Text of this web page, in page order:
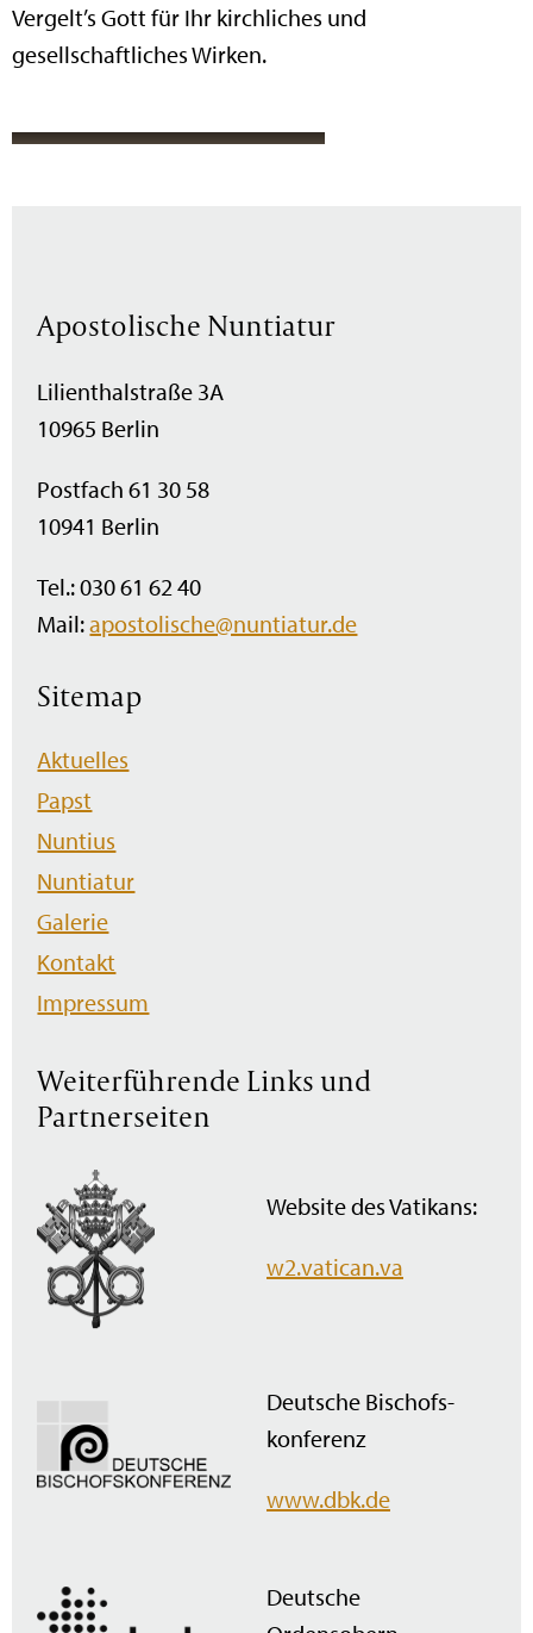
Vergelt’s Gott für Ihr kirchliches und
gesellschaftliches Wirken.
Apostolische Nuntiatur
Lilienthalstraße 3A
10965 Berlin
Postfach 61 30 58
10941 Berlin
Tel.: 030 61 62 40
Mail:apostolische@nuntiatur.de
Sitemap
Navigation
überspringen
Aktuelles
Papst
Nuntius
Nuntiatur
Galerie
Kontakt
Impressum
Weiterführende Links und
Partnerseiten
Website des Vatikans:
w2.vatican.va
Deutsche Bischofs­
konferenz
www.dbk.de
Deutsche